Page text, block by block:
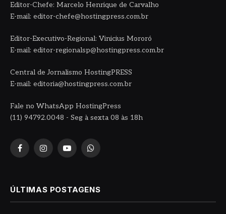
Editor-Chefe: Marcelo Henrique de Carvalho
E-mail: editor-chefe@hostingpress.com.br
Editor-Executivo-Regional: Vinicius Mororó
E-mail: editor-regionalsp@hostingpress.com.br
Central de Jornalismo HostingPRESS
E-mail: editoria@hostingpress.com.br
Fale no WhatsApp HostingPress
(11) 94792.0048 - Seg à sexta 08 às 18h
FacebookInstagramYouTubeWhatsApp
ÚLTIMAS POSTAGENS